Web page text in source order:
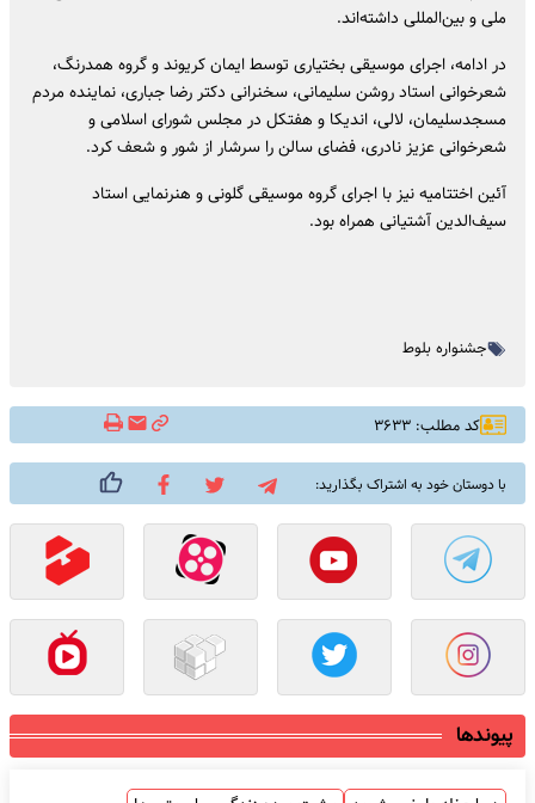
ملی و بین‌المللی داشته‌اند.
در ادامه، اجرای موسیقی بختیاری توسط ایمان کریوند و گروه همدرنگ،
شعرخوانی استاد روشن سلیمانی، سخنرانی دکتر رضا جباری، نماینده مردم
مسجدسلیمان، لالی، اندیکا و هفتکل در مجلس شورای اسلامی و
شعرخوانی عزیز نادری، فضای سالن را سرشار از شور و شعف کرد.
آئین اختتامیه نیز با اجرای گروه موسیقی گلونی و هنرنمایی استاد
سیف‌الدین آشتیانی همراه بود.
جشنواره بلوط
کد مطلب: ۳۶۳۳
با دوستان خود به اشتراک بگذارید:
پیوندها